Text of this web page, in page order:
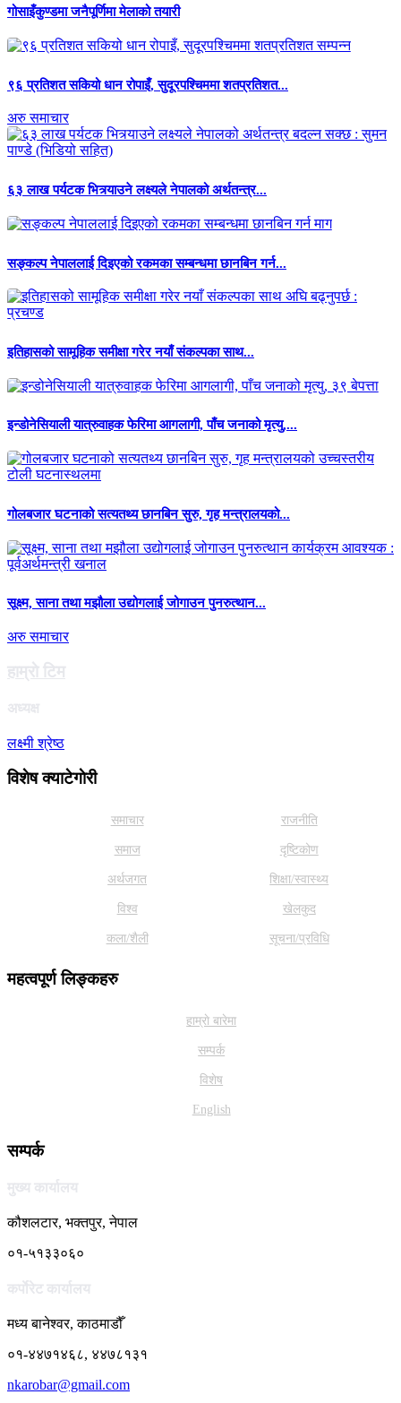
गोसाइँकुण्डमा जनैपूर्णिमा मेलाको तयारी
९६ प्रतिशत सकियो धान रोपाइँ, सुदूरपश्चिममा शतप्रतिशत...
अरु समाचार
६३ लाख पर्यटक भित्र्याउने लक्ष्यले नेपालको अर्थतन्त्र...
सङ्कल्प नेपाललाई दिइएको रकमका सम्बन्धमा छानबिन गर्न...
इतिहासको सामूहिक समीक्षा गरेर नयाँ संकल्पका साथ...
इन्डोनेसियाली यात्रुवाहक फेरिमा आगलागी, पाँच जनाको मृत्यु,...
गोलबजार घटनाको सत्यतथ्य छानबिन सुरु, गृह मन्त्रालयको...
सूक्ष्म, साना तथा मझौला उद्योगलाई जोगाउन पुनरुत्थान...
अरु समाचार
हाम्राे टिम
अध्यक्ष
लक्ष्मी श्रेष्ठ
विशेष क्याटेगाेरी
समाचार राजनीति
समाज दृष्टिकोण
अर्थजगत शिक्षा/स्वास्थ्य
विश्व खेलकुद
कला/शैली सूचना/प्रविधि
महत्वपूर्ण लिङ्कहरु
हाम्राे बारेमा
सम्पर्क
विशेष
English
सम्पर्क
मुख्य कार्यालय
कौशलटार, भक्तपुर, नेपाल
०१-५१३३०६०
कर्पाेरेट कार्यालय
मध्य बानेश्वर, काठमाडौँ
०१-४४७१४६८, ४४७८१३१
nkarobar@gmail.com